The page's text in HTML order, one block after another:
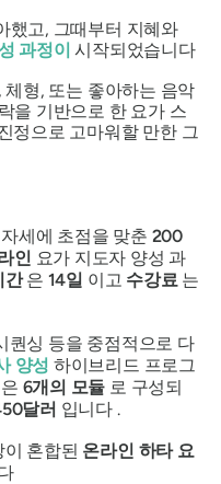
했고, 그때부터 지혜와
과정이 시작되었습니다
형, 또는 좋아하는 음악
을 기반으로 한 요가 스
정으로 고마워할 만한 그
세에 초점을 맞춘 200
인 요가 지도자 양성 과
간은 14일 이고 수강료는
퀀싱 등을 중점적으로 다
양성 하이브리드 프로그
6개의 모듈 로 구성되
달러 입니다 .
혼합된 온라인 하타 요